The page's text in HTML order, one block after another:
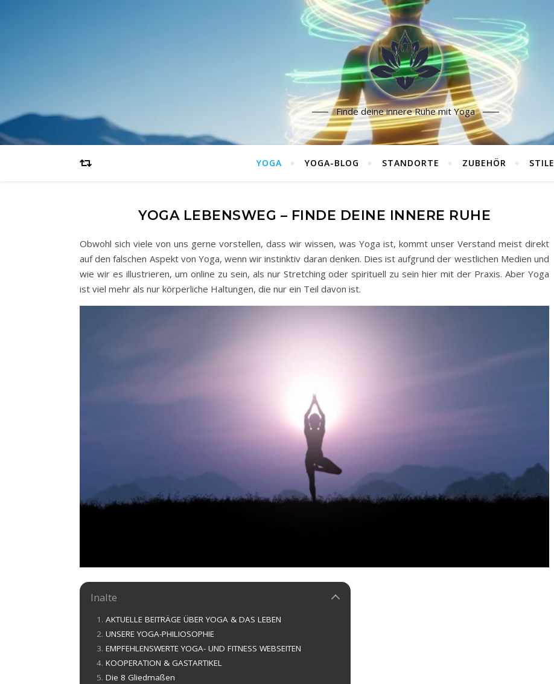
Finde deine innere Ruhe mit Yoga
YOGA YOGA-BLOG STANDORTE ZUBEHÖR STILE
YOGA LEBENSWEG – FINDE DEINE INNERE RUHE
Obwohl sich viele von uns gerne vorstellen, dass wir wissen, was Yoga ist, kommt unser Verstand meist direkt
auf den falschen Aspekt von Yoga, wenn wir instinktiv daran denken. Dies ist aufgrund der westlichen Medien und
wie wir es illustrieren, um online zu sein, als nur Stretching oder spirituell zu sein hier mit der Praxis. Aber Yoga
ist viel mehr als nur körperliche Haltungen, die nur ein Teil davon ist.
Inalte
AKTUELLE BEITRÄGE ÜBER YOGA & DAS LEBEN
UNSERE YOGA-PHILIOSOPHIE
EMPFEHLENSWERTE YOGA- UND FITNESS WEBSEITEN
KOOPERATION & GASTARTIKEL
Die 8 Gliedmaßen